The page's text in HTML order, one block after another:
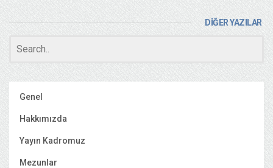
DİĞER YAZILAR
Genel
Hakkımızda
Yayın Kadromuz
Mezunlar